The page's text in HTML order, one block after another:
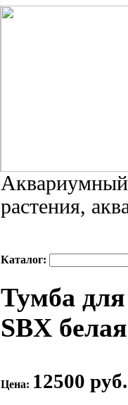
растения,
Каталог:
Тумба
SBХ
Цена: 12500 руб.